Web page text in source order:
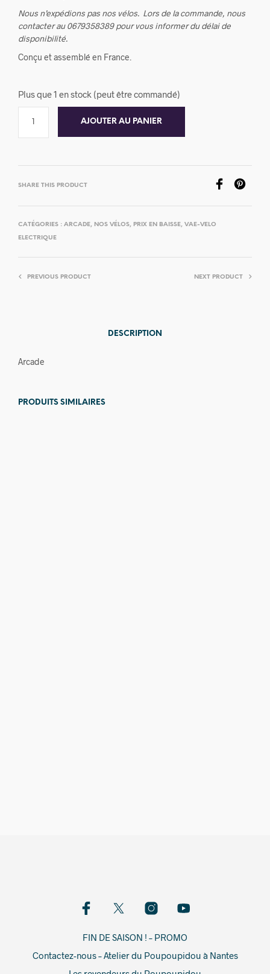
Nous n’expédions pas nos vélos. Lors de la commande, nous
contacter au 0679358389 pour vous informer du délai de
disponibilité.
Conçu et assemblé en France.
Plus que 1 en stock (peut être commandé)
AJOUTER AU PANIER
SHARE THIS PRODUCT
CATÉGORIES : ARCADE, NOS VÉLOS, PRIX EN BAISSE, VAE-VELO
ELECTRIQUE
PREVIOUS PRODUCT NEXT PRODUCT
DESCRIPTION
Arcade
PRODUITS SIMILAIRES
FIN DE SAISON ! – PROMO
Contactez-nous – Atelier du Poupoupidou à Nantes